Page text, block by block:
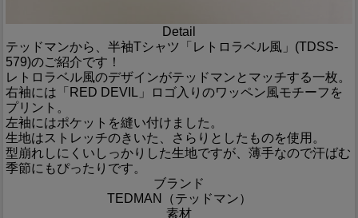
Detail
テッドマンから、半袖Tシャツ「レトロラベル風」(TDSS-
579)のご紹介です！
レトロラベル風のデザインがテッドマンとマッチする一枚。
右袖には「RED DEVIL」ロゴ入りのワッペン風モチーフを
プリント。
左袖にはポケットを縫い付けました。
生地はストレッチのきいた、さらりとしたものを使用。
型崩れしにくいしっかりした生地ですが、薄手なので汗ばむ
季節にもぴったりです。
ブランド
TEDMAN（テッドマン）
素材